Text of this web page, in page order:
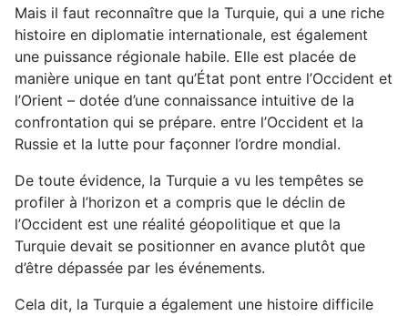
Mais il faut reconnaître que la Turquie, qui a une riche
histoire en diplomatie internationale, est également
une puissance régionale habile. Elle est placée de
manière unique en tant qu’État pont entre l’Occident et
l’Orient – dotée d’une connaissance intuitive de la
confrontation qui se prépare. entre l’Occident et la
Russie et la lutte pour façonner l’ordre mondial.
De toute évidence, la Turquie a vu les tempêtes se
profiler à l’horizon et a compris que le déclin de
l’Occident est une réalité géopolitique et que la
Turquie devait se positionner en avance plutôt que
d’être dépassée par les événements.
Cela dit, la Turquie a également une histoire difficile